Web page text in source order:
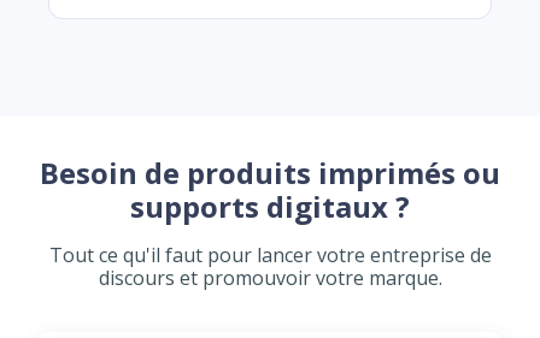
Besoin de produits imprimés ou
supports digitaux ?
Tout ce qu'il faut pour lancer votre entreprise de
discours et promouvoir votre marque.